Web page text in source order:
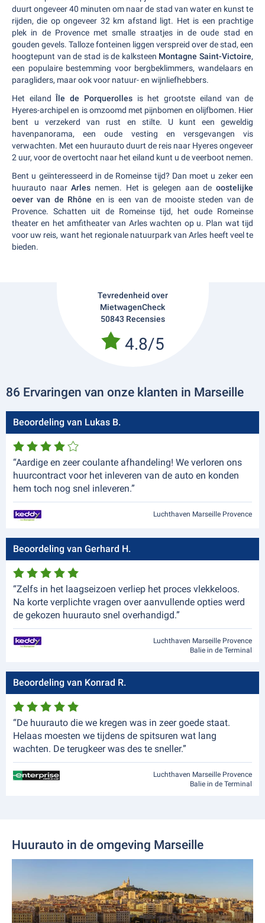
duurt ongeveer 40 minuten om naar de stad van water en kunst te
rijden, die op ongeveer 32 km afstand ligt. Het is een prachtige
plek in de Provence met smalle straatjes in de oude stad en
gouden gevels. Talloze fonteinen liggen verspreid over de stad, een
hoogtepunt van de stad is de kalksteen Montagne Saint-Victoire,
een populaire bestemming voor bergbeklimmers, wandelaars en
paragliders, maar ook voor natuur- en wijnliefhebbers.
Het eilandÎle de Porquerollesis het grootste eiland van de
Hyeres-archipel en is omzoomd met pijnbomen en olijfbomen. Hier
bent u verzekerd van rust en stilte. U kunt een geweldig
havenpanorama, een oude vesting en versgevangen vis
verwachten. Met een huurauto duurt de reis naar Hyeres ongeveer
2 uur, voor de overtocht naar het eiland kunt u de veerboot nemen.
Bent u geïnteresseerd in de Romeinse tijd? Dan moet u zeker een
huurauto naarArles nemen. Het is gelegen aan deoostelijke
oever van de Rhône en is een van de mooiste steden van de
Provence. Schatten uit de Romeinse tijd, het oude Romeinse
theater en het amfitheater van Arles wachten op u. Plan wat tijd
voor uw reis, want het regionale natuurpark van Arles heeft veel te
bieden.
Tevredenheid over
MietwagenCheck
50843 Recensies
4.8/5
86 Ervaringen van onze klanten in Marseille
Beoordeling van Lukas B.
“Aardige en zeer coulante afhandeling! We verloren ons
huurcontract voor het inleveren van de auto en konden
hem toch nog snel inleveren.”
Luchthaven Marseille Provence
Beoordeling van Gerhard H.
“Zelfs in het laagseizoen verliep het proces vlekkeloos.
Na korte verplichte vragen over aanvullende opties werd
de gekozen huurauto snel overhandigd.”
Luchthaven Marseille Provence
Balie in de Terminal
Beoordeling van Konrad R.
“De huurauto die we kregen was in zeer goede staat.
Helaas moesten we tijdens de spitsuren wat lang
wachten. De terugkeer was des te sneller.”
Luchthaven Marseille Provence
Balie in de Terminal
Huurauto in de omgeving Marseille